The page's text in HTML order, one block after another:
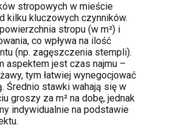
stropowych w mieście
kilku kluczowych czynników.
stropu (w m²) i
co wpływa na ilość
(np. zagęszczenia stempli).
aspektem jest czas najmu –
tym łatwiej wynegocjować
Średnio stawki wahają się w
groszy za m² na dobę, jednak
indywidualnie na podstawie